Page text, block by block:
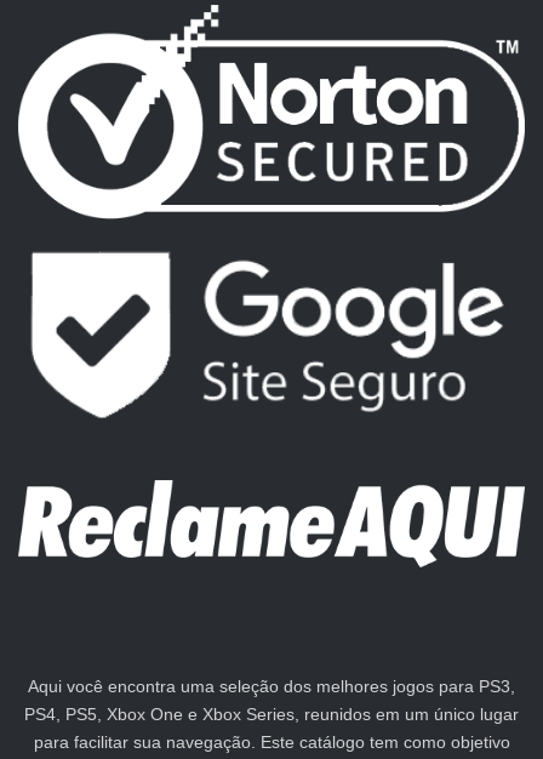
Aqui você encontra uma seleção dos melhores jogos para PS3,
PS4, PS5, Xbox One e Xbox Series, reunidos em um único lugar
para facilitar sua navegação. Este catálogo tem como objetivo